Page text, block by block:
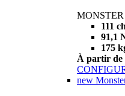
111 ch
91,1
175
À partir de
new